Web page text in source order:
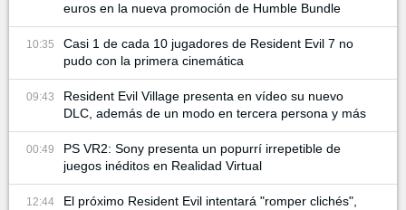
euros en la nueva promoción de Humble Bundle
10:35
Casi 1 de cada 10 jugadores de Resident Evil 7 no
pudo con la primera cinemática
09:43
Resident Evil Village presenta en vídeo su nuevo
DLC, además de un modo en tercera persona y más
00:49
PS VR2: Sony presenta un popurrí irrepetible de
juegos inéditos en Realidad Virtual
12:44
El próximo Resident Evil intentará "romper clichés",